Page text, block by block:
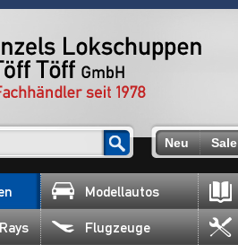
Neu Sale
Modellautos
Flugzeuge